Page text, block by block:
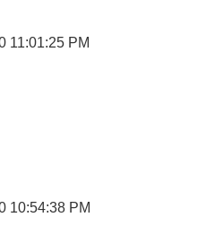
11:01:25 PM
10:54:38 PM